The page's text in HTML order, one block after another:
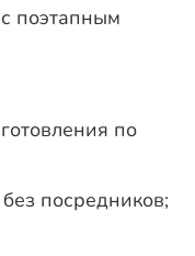
поэтапным
по
посредников;